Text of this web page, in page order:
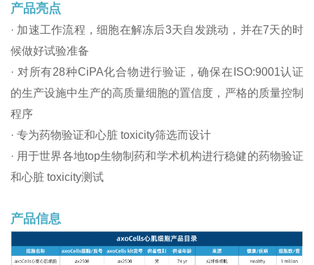
产品亮点
· 加速工作流程，细胞在解冻后3天自发跳动，并在7天的时
候做好试验准备
· 对所有28种CiPA化合物进行验证，确保在ISO:9001认证
的生产设施中生产的高质量细胞的置信度，严格的质量控制
程序
· 专为药物验证和心脏 toxicity筛选而设计
· 用于世界各地top生物制药和学术机构进行稳健的药物验证
和心脏 toxicity测试
产品信息